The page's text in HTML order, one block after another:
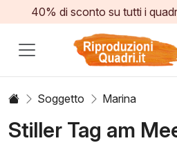
40% di sconto su tutti i
Soggetto Marina
Stiller Tag am